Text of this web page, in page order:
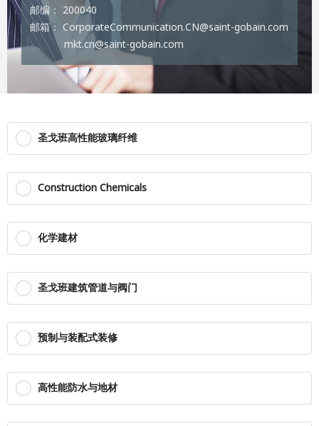
邮编： 200040
邮箱： CorporateCommunication.CN@saint-gobain.com
mkt.cn@saint-gobain.com
圣戈班高性能玻璃纤维
Construction Chemicals
化学建材
圣戈班建筑管道与阀门
预制与装配式装修
高性能防水与地材